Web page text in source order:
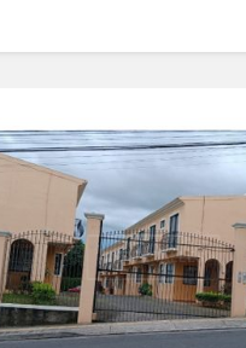
VER DETALLES